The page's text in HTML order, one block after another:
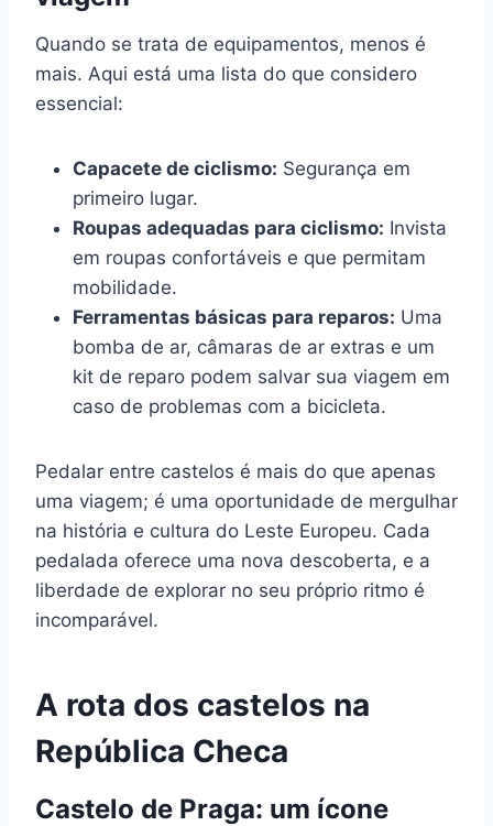
Quando se trata de equipamentos, menos é
mais. Aqui está uma lista do que considero
essencial:
Capacete de ciclismo: Segurança em
primeiro lugar.
Roupas adequadas para ciclismo: Invista
em roupas confortáveis e que permitam
mobilidade.
Ferramentas básicas para reparos: Uma
bomba de ar, câmaras de ar extras e um
kit de reparo podem salvar sua viagem em
caso de problemas com a bicicleta.
Pedalar entre castelos é mais do que apenas
uma viagem; é uma oportunidade de mergulhar
na história e cultura do Leste Europeu. Cada
pedalada oferece uma nova descoberta, e a
liberdade de explorar no seu próprio ritmo é
incomparável.
A rota dos castelos na
República Checa
Castelo de Praga: um ícone